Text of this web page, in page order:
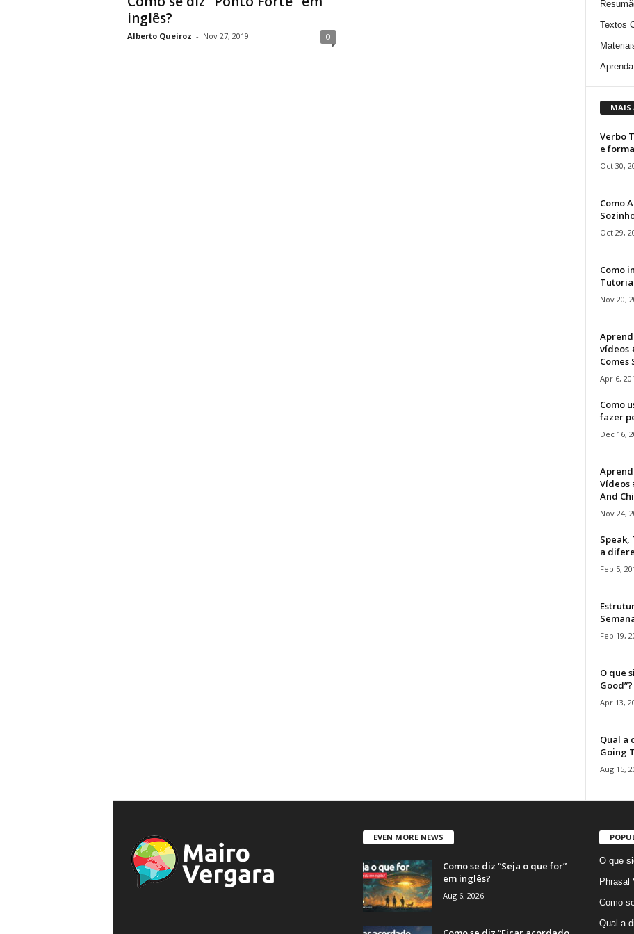
inglês?
Alberto Queiroz - Nov 27, 2019 0
Textos
MAIS
Verbo
e
Oct 30,
Como
Oct 29,
Como
Nov 20,
vídeos
Comes
Apr 6,
Como
fazer
Dec 16,
Vídeos
And
Nov 24,
Speak,
a
Feb 5,
Feb 19,
O que
Good”?
Apr 13,
Qual a
Going
Aug 15,
EVEN MORE NEWS
Como se diz “Seja o que for”
em inglês?
Aug 6, 2026
O que
Phrasal
Como
Qual a